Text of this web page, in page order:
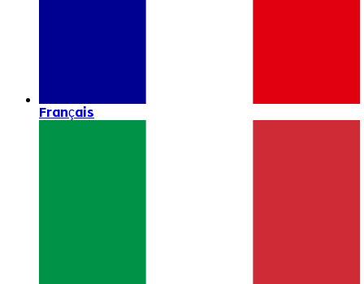
Français